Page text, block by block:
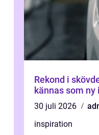
Rekond i skövde så får du bilen
kännas som ny
30 juli 2026
inspiration